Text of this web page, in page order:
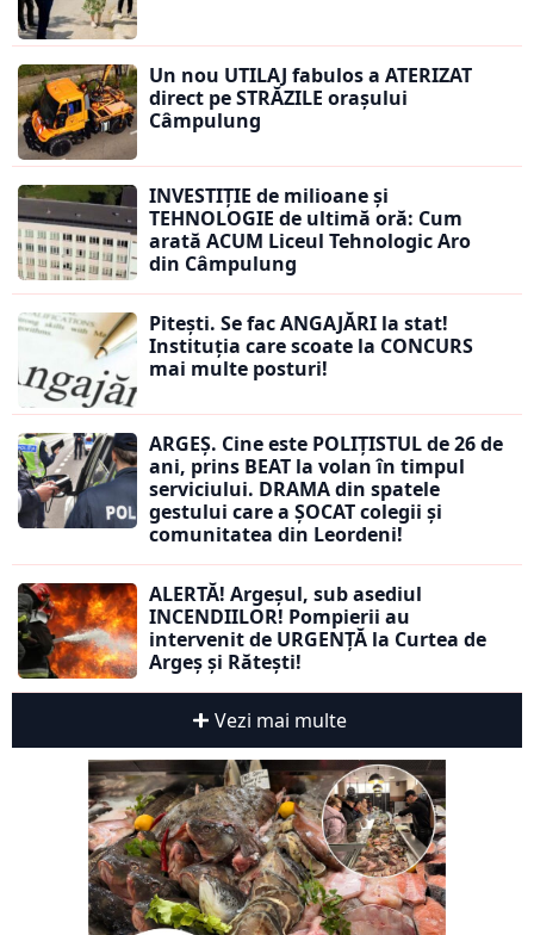
Un nou UTILAJ fabulos a ATERIZAT
direct pe STRĂZILE orașului
Câmpulung
INVESTIȚIE de milioane și
TEHNOLOGIE de ultimă oră: Cum
arată ACUM Liceul Tehnologic Aro
din Câmpulung
Pitești. Se fac ANGAJĂRI la stat!
Instituția care scoate la CONCURS
mai multe posturi!
ARGEȘ. Cine este POLIȚISTUL de 26 de
ani, prins BEAT la volan în timpul
serviciului. DRAMA din spatele
gestului care a ȘOCAT colegii și
comunitatea din Leordeni!
ALERTĂ! Argeșul, sub asediul
INCENDIILOR! Pompierii au
intervenit de URGENȚĂ la Curtea de
Argeș și Rătești!
Vezi mai multe